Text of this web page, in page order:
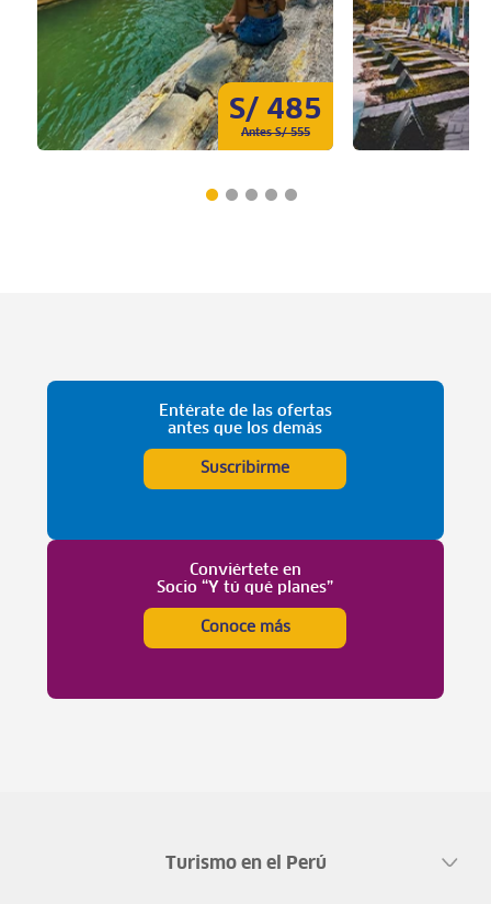
S/ 485
Antes S/ 555
Entérate de las ofertas
antes que los demás
Suscribirme
Conviértete en
Socio “Y tú qué planes”
Conoce más
Turismo en el Perú